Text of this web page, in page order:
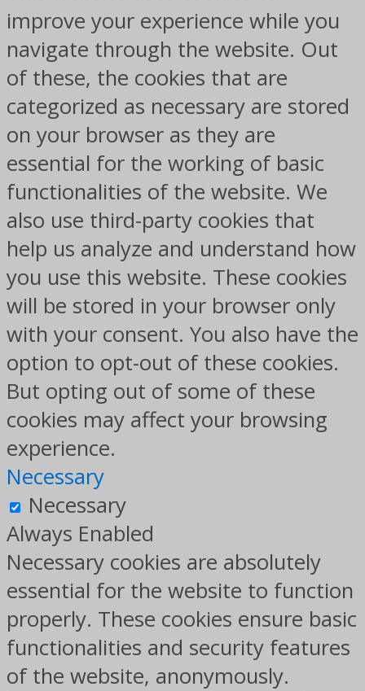
improve your experience while you
navigate through the website. Out
of these, the cookies that are
categorized as necessary are stored
on your browser as they are
essential for the working of basic
functionalities of the website. We
also use third-party cookies that
help us analyze and understand how
you use this website. These cookies
will be stored in your browser only
with your consent. You also have the
option to opt-out of these cookies.
But opting out of some of these
cookies may affect your browsing
experience.
Necessary
Necessary
Always Enabled
Necessary cookies are absolutely
essential for the website to function
properly. These cookies ensure basic
functionalities and security features
of the website, anonymously.